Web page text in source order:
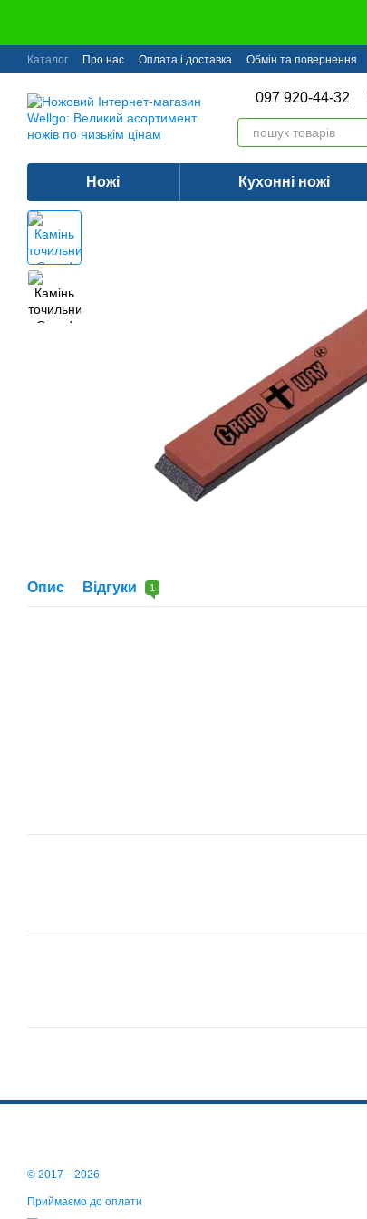
Каталог Про нас Оплата і доставка Обмін та повернення
097 920-44-32
Ножі Кухонні ножі
Опис Відгуки 1
© 2017—2026
Приймаємо до оплати